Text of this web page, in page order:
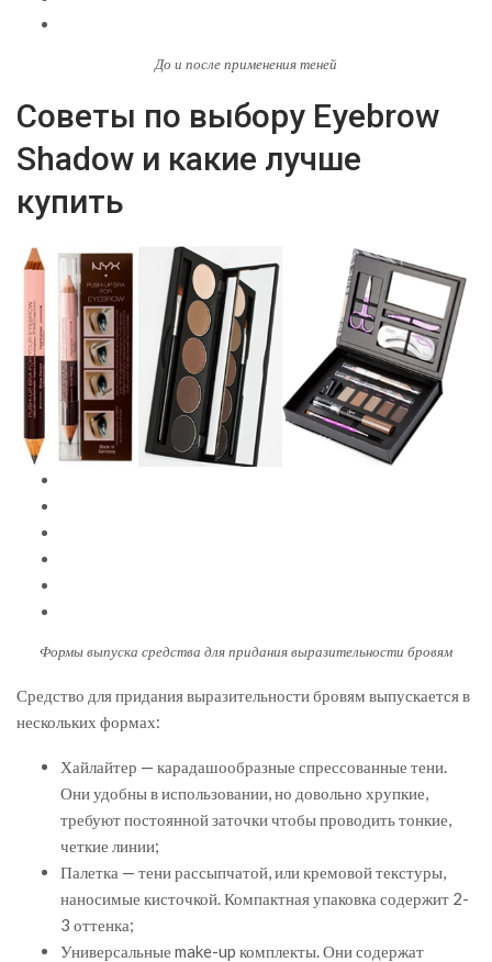
До и после применения теней
Советы по выбору Eyebrow
Shadow и какие лучше
купить
Формы выпуска средства для придания выразительности бровям
Средство для придания выразительности бровям выпускается в
нескольких формах:
Хайлайтер — карадашообразные спрессованные тени.
Они удобны в использовании, но довольно хрупкие,
требуют постоянной заточки чтобы проводить тонкие,
четкие линии;
Палетка — тени рассыпчатой, или кремовой текстуры,
наносимые кисточкой. Компактная упаковка содержит 2-
3 оттенка;
Универсальные make-up комплекты. Они содержат